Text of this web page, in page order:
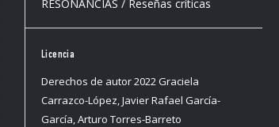
RESONANCIAS / Reseñas críticas
Licencia
Derechos de autor 2022 Graciela
Carrazco-López, Javier Rafael García-
García, Arturo Torres-Barreto